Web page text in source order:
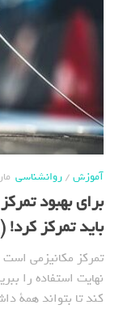
آموزش/روانشناسی مارس 5,
برای بهبود
باید تمرکز کرد!
تمرکز مکانیزمی است
نهایت استفاده را
کند تا بتواند همة